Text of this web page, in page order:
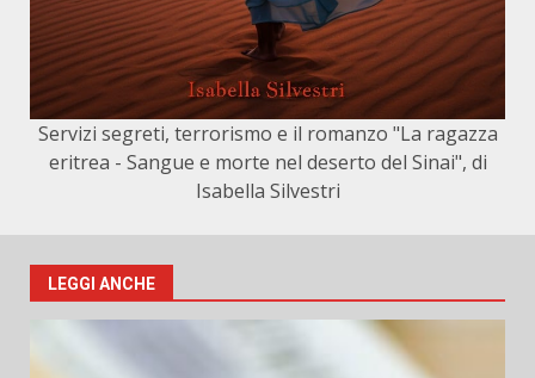
Servizi segreti, terrorismo e il romanzo "La ragazza
eritrea - Sangue e morte nel deserto del Sinai", di
Isabella Silvestri
LEGGI ANCHE